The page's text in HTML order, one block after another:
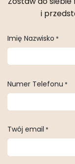
i
Imię Nazwisko *
Numer Telefonu *
Twój email *